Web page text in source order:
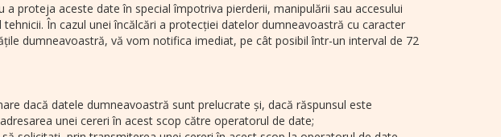
proteja aceste date în special împotriva pierderii, manipulării sau accesului
În cazul unei încălcări a protecției datelor dumneavoastră cu caracter
dumneavoastră, vă vom notifica imediat, pe cât posibil într-un interval de 72
dacă datele dumneavoastră sunt prelucrate și, dacă răspunsul este
unei cereri în acest scop către operatorul de date;